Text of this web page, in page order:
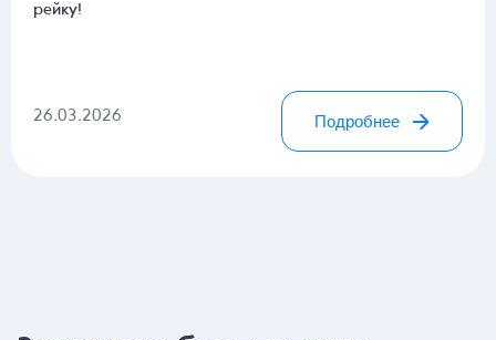
рейку!
26.03.2026 Подробнее